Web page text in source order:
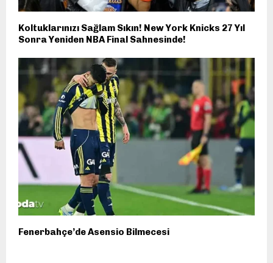
Koltuklarınızı Sağlam Sıkın! New York Knicks 27 Yıl
Sonra Yeniden NBA Final Sahnesinde!
Fenerbahçe’de Asensio Bilmecesi